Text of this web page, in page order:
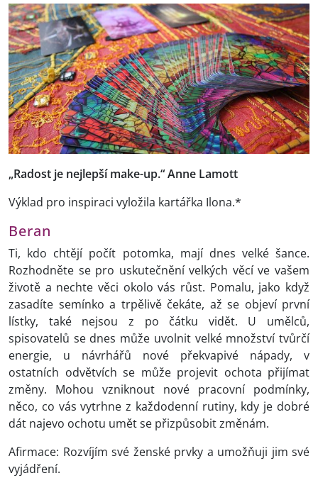
„Radost je nejlepší make-up.“ Anne Lamott
Výklad pro inspiraci vyložila kartářka Ilona.*
Beran
Ti, kdo chtějí počít potomka, mají dnes velké šance.
Rozhodněte se pro uskutečnění velkých věcí ve vašem
životě a nechte věci okolo vás růst. Pomalu, jako když
zasadíte semínko a trpělivě čekáte, až se objeví první
lístky, také nejsou z po čátku vidět. U umělců,
spisovatelů se dnes může uvolnit velké množství tvůrčí
energie, u návrhářů nové překvapivé nápady, v
ostatních odvětvích se může projevit ochota přijímat
změny. Mohou vzniknout nové pracovní podmínky,
něco, co vás vytrhne z každodenní rutiny, kdy je dobré
dát najevo ochotu umět se přizpůsobit změnám.
Afirmace: Rozvíjím své ženské prvky a umožňuji jim své
vyjádření.